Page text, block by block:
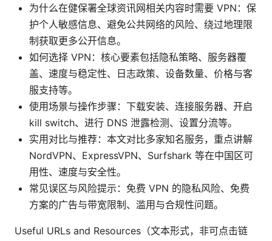
为什么在健保署全球资讯网相关内容时需要 VPN：保
护个人敏感信息、避免公共网络的风险、绕过地理限
制获取更多公开信息。
如何选择 VPN：核心要素包括隐私策略、服务器覆
盖、速度与稳定性、日志政策、设备数量、价格与客
服支持等。
使用场景与操作步骤：下载安装、连接服务器、开启
kill switch、进行 DNS 泄露检测、设置分流等。
实用对比与推荐：本文对比多家知名服务，重点讲解
NordVPN、ExpressVPN、Surfshark 等在中国区可
用性、速度与安全性。
常见误区与风险提示：免费 VPN 的隐私风险、免费
方案的广告与带宽限制、滥用与合规性问题。
Useful URLs and Resources（文本形式，非可点击链